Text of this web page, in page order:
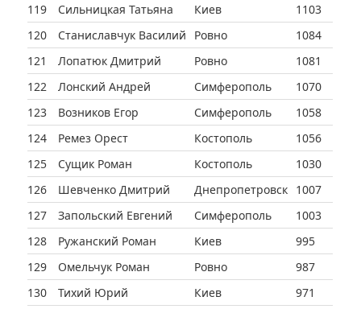
119
Сильницкая Татьяна Киев
1103
120
Станиславчук Василий Ровно
1084
121
Лопатюк Дмитрий Ровно
1081
122
Лонский Андрей Симферополь
1070
123
Возников Егор Симферополь
1058
124
Ремез Орест Костополь
1056
125
Сущик Роман Костополь
1030
126
Шевченко Дмитрий Днепропетровск 1007
127
Запольский Евгений Симферополь
1003
128
Ружанский Роман Киев
995
129
Омельчук Роман Ровно
987
130
Тихий Юрий Киев
971